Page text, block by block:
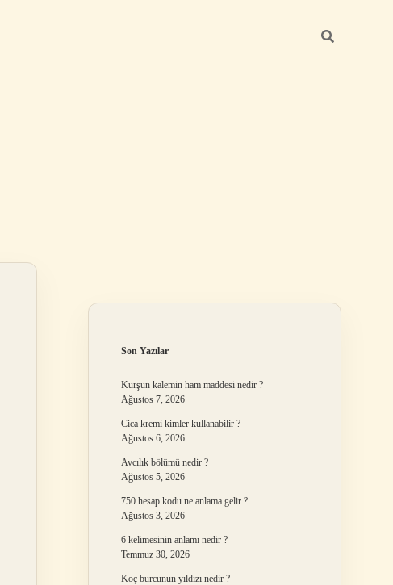
Son Yazılar
Kurşun kalemin ham maddesi nedir ?
Ağustos 7, 2026
Cica kremi kimler kullanabilir ?
Ağustos 6, 2026
Avcılık bölümü nedir ?
Ağustos 5, 2026
750 hesap kodu ne anlama gelir ?
Ağustos 3, 2026
6 kelimesinin anlamı nedir ?
Temmuz 30, 2026
Koç burcunun yıldızı nedir ?